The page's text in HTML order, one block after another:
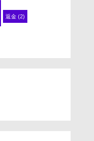
返金 (2)